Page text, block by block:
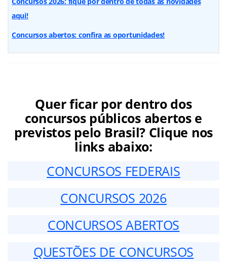
aqui!
Concursos abertos: confira as oportunidades!
Quer ficar por dentro dos
concursos públicos abertos e
previstos pelo Brasil? Clique nos
links abaixo:
CONCURSOS FEDERAIS
CONCURSOS 2026
CONCURSOS ABERTOS
QUESTÕES DE CONCURSOS